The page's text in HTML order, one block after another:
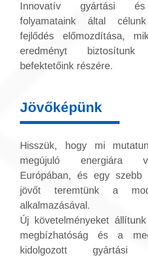
Innovatív gyártási és
folyamataink által
fejlődés előmozdítása,
eredményt
befektetőink részére.
Jövőképünk
Hisszük, hogy mi
megújuló energiára
Európában, és egy szebb
jövőt teremtünk a
alkalmazásával.
Új követelményeket
megbízhatóság és a
kidolgozott